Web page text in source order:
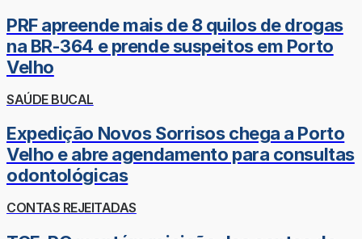
PRF apreende mais de 8 quilos de drogas
na BR-364 e prende suspeitos em Porto
Velho
SAÚDE BUCAL
Expedição Novos Sorrisos chega a Porto
Velho e abre agendamento para consultas
odontológicas
CONTAS REJEITADAS